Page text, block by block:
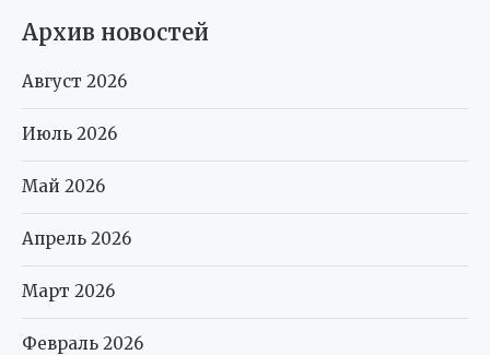
Архив новостей
Август 2026
Июль 2026
Май 2026
Апрель 2026
Март 2026
Февраль 2026